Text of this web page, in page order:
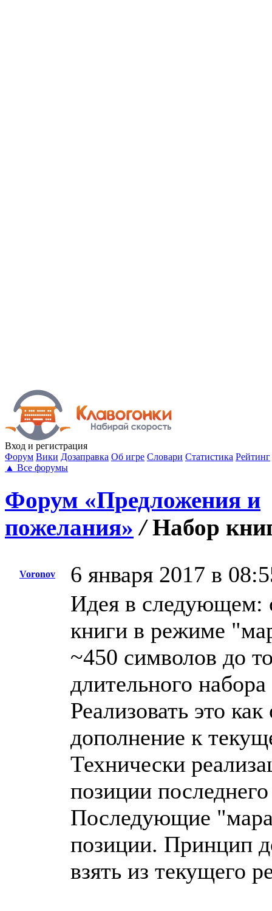
Вход и регистрация
Форум Вики Дозаправка Об игре Словари Статистика Рейтинг
▲ Все форумы
Форум «Предложения и
пожелания» / Набор
Voronov 6 января 2017 в
Идея в следующем:
книги в режиме
~450 символов до
длительного
Реализовать это
дополнение к
Технически
позиции
Последующие
позиции. Принцип
взять из текущего